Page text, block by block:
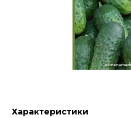
Характеристики